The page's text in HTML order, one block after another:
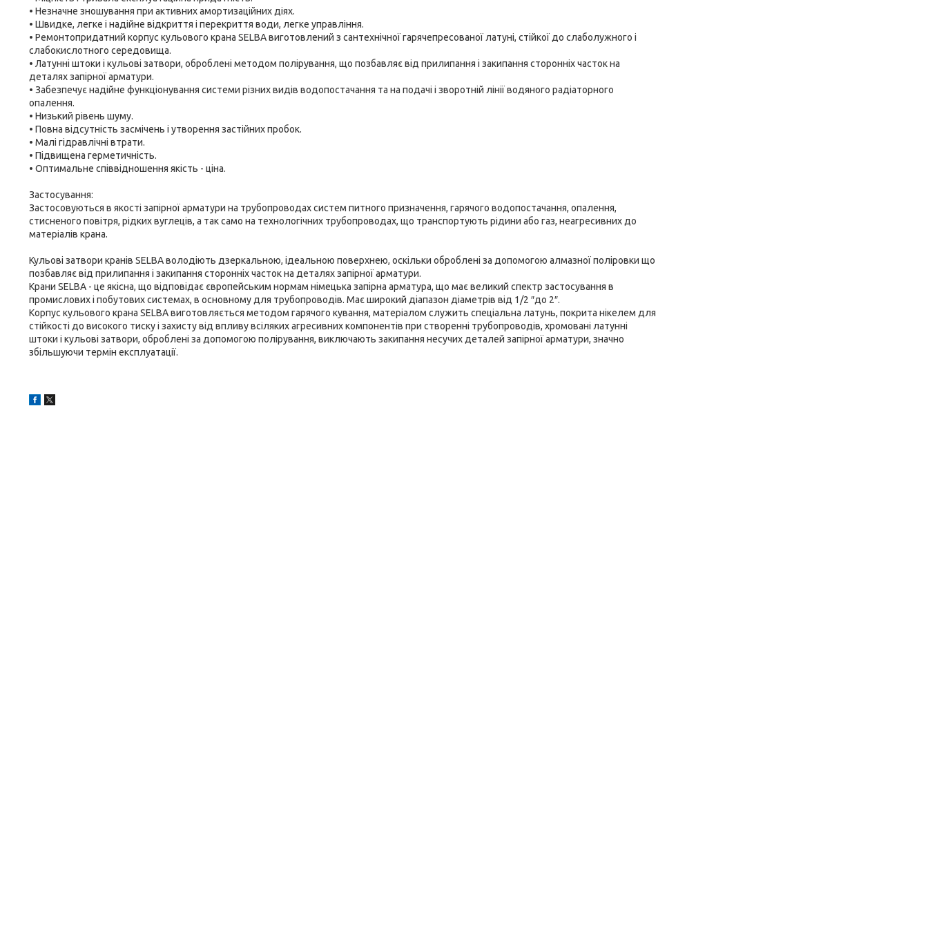
• Незначне зношування при активних амортизаційних діях.
• Швидке, легке і надійне відкриття і перекриття води, легке управління.
• Ремонтопридатний корпус кульового крана SELBA виготовлений з сантехнічної гарячепресованої латуні, стійкої до слаболужного і
слабокислотного середовища.
• Латунні штоки і кульові затвори, оброблені методом полірування, що позбавляє від прилипання і закипання сторонніх часток на
деталях запірної арматури.
• Забезпечує надійне функціонування системи різних видів водопостачання та на подачі і зворотній лінії водяного радіаторного
опалення.
• Низький рівень шуму.
• Повна відсутність засмічень і утворення застійних пробок.
• Малі гідравлічні втрати.
• Підвищена герметичність.
• Оптимальне співвідношення якість - ціна.
Застосування:
Застосовуються в якості запірної арматури на трубопроводах систем питного призначення, гарячого водопостачання, опалення,
стисненого повітря, рідких вуглеців, а так само на технологічних трубопроводах, що транспортують рідини або газ, неагресивних до
матеріалів крана.
Кульові затвори кранів SELBA володіють дзеркальною, ідеальною поверхнею, оскільки оброблені за допомогою алмазної поліровки що
позбавляє від прилипання і закипання сторонніх часток на деталях запірної арматури.
Крани SELBA - це якісна, що відповідає європейським нормам німецька запірна арматура, що має великий спектр застосування в
промислових і побутових системах, в основному для трубопроводів. Має широкий діапазон діаметрів від 1/2 ″до 2″.
Корпус кульового крана SELBA виготовляється методом гарячого кування, матеріалом служить спеціальна латунь, покрита нікелем для
стійкості до високого тиску і захисту від впливу всіляких агресивних компонентів при створенні трубопроводів, хромовані латунні
штоки і кульові затвори, оброблені за допомогою полірування, виключають закипання несучих деталей запірної арматури, значно
збільшуючи термін експлуатації.